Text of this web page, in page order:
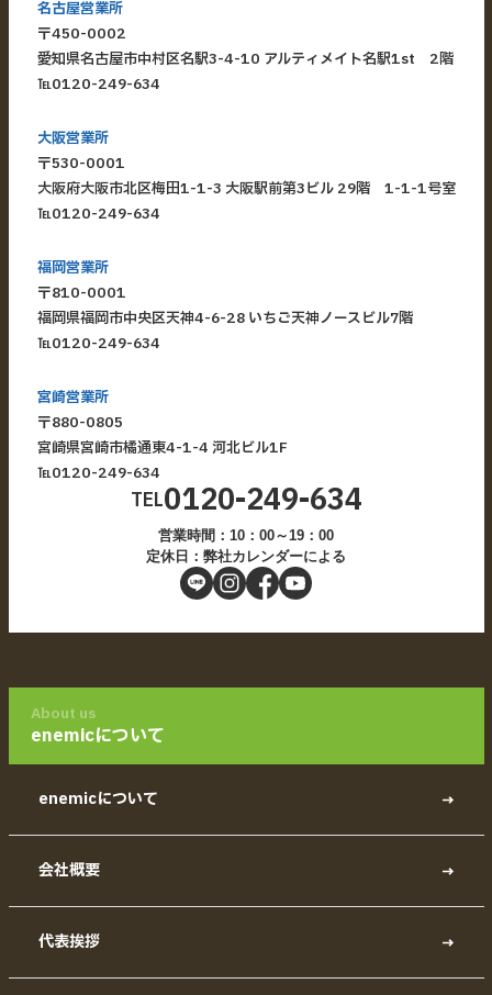
名古屋営業所
〒450-0002
愛知県名古屋市中村区名駅3-4-10 アルティメイト名駅1st 2階
℡0120-249-634
大阪営業所
〒530-0001
大阪府大阪市北区梅田1-1-3 大阪駅前第3ビル 29階 1-1-1号室
℡0120-249-634
福岡営業所
〒810-0001
福岡県福岡市中央区天神4-6-28 いちご天神ノースビル7階
℡0120-249-634
宮崎営業所
〒880-0805
宮崎県宮崎市橘通東4-1-4 河北ビル1F
℡0120-249-634
TEL0120-249-634
営業時間：10：00～19：00
定休日：弊社カレンダーによる
About us
enemicについて
enemicについて
会社概要
代表挨拶